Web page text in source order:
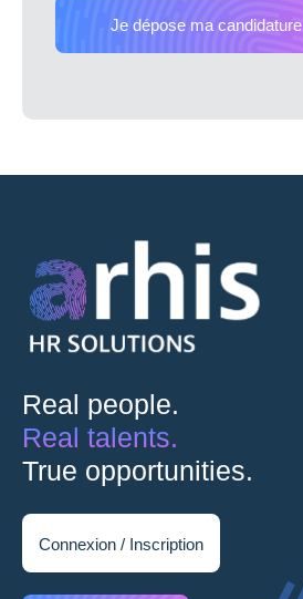
Je dépose ma candidature
Real people.
Real talents.
True opportunities.
Connexion / Inscription